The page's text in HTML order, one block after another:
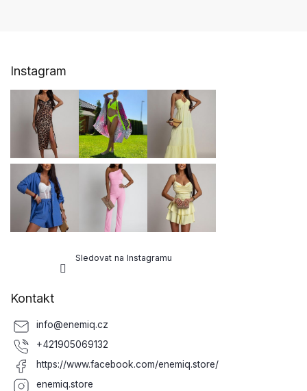
Instagram
Sledovat na Instagramu
Kontakt
info@enemiq.cz
+421905069132
https://www.facebook.com/enemiq.store/
enemiq.store